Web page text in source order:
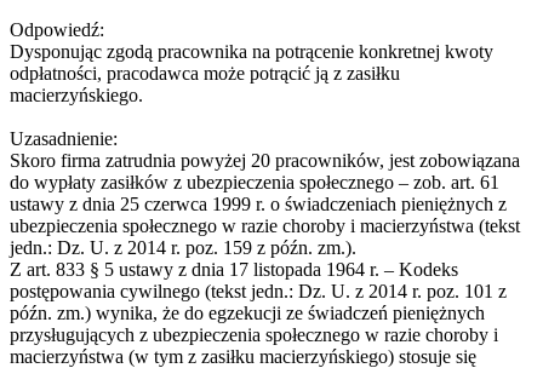
Odpowiedź:
Dysponując zgodą pracownika na potrącenie konkretnej kwoty
odpłatności, pracodawca może potrącić ją z zasiłku
macierzyńskiego.
Uzasadnienie:
Skoro firma zatrudnia powyżej 20 pracowników, jest zobowiązana
do wypłaty zasiłków z ubezpieczenia społecznego – zob. art. 61
ustawy z dnia 25 czerwca 1999 r. o świadczeniach pieniężnych z
ubezpieczenia społecznego w razie choroby i macierzyństwa (tekst
jedn.: Dz. U. z 2014 r. poz. 159 z późn. zm.).
Z art. 833 § 5 ustawy z dnia 17 listopada 1964 r. – Kodeks
postępowania cywilnego (tekst jedn.: Dz. U. z 2014 r. poz. 101 z
późn. zm.) wynika, że do egzekucji ze świadczeń pieniężnych
przysługujących z ubezpieczenia społecznego w razie choroby i
macierzyństwa (w tym z zasiłku macierzyńskiego) stosuje się